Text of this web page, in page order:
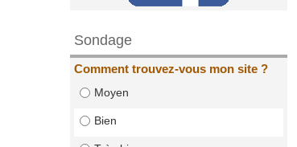
Sondage
Comment trouvez-vous mon site ?
Moyen
Bien